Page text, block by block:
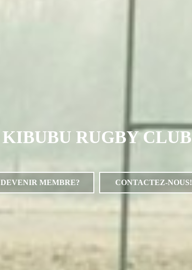
KIBUBU RUGBY CLUB
DEVENIR MEMBRE? CONTACTEZ-NOUS!